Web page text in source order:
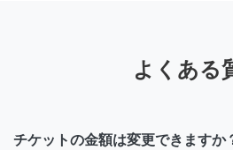
よくある
チケットの金額は変更できますか